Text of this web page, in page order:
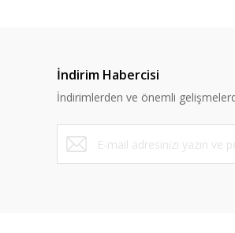
İndirim Habercisi
İndirimlerden ve önemli